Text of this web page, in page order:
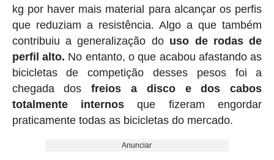
kg por haver mais material para alcançar os perfis
que reduziam a resistência. Algo a que também
contribuiu a generalização do uso de rodas de
perfil alto. No entanto, o que acabou afastando as
bicicletas de competição desses pesos foi a
chegada dosfreios a disco e dos cabos
totalmente internos que fizeram engordar
praticamente todas as bicicletas do mercado.
Anunciar